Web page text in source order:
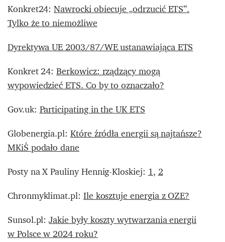
Konkret24:Nawrocki obiecuje „odrzucić ETS”.
Tylko że to niemożliwe
Dyrektywa UE 2003/87/WE ustanawiająca ETS
Konkret 24:Berkowicz: rządzący mogą
wypowiedzieć ETS. Co by to oznaczało?
Gov.uk:Participating in the UK ETS
Globenergia.pl: Które źródła energii są najtańsze?
MKiŚ podało dane
Posty na X Pauliny Hennig-Kloskiej:1,2
Chronmyklimat.pl:Ile kosztuje energia z OZE?
Sunsol.pl:Jakie były koszty wytwarzania energii
w Polsce w 2024 roku?